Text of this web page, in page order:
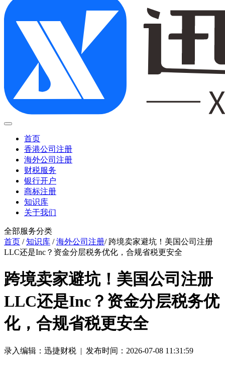
首页
香港公司注册
海外公司注册
财税服务
银行开户
商标注册
知识库
关于我们
全部服务分类
首页 /知识库 /海外公司注册/ 跨境卖家避坑！美国公司注册
LLC还是Inc？资金分层税务优化，合规省税更安全
跨境卖家避坑！美国公司注册
LLC还是Inc？资金分层税务优
化，合规省税更安全
录入编辑：迅捷财税 | 发布时间：2026-07-08 11:31:59